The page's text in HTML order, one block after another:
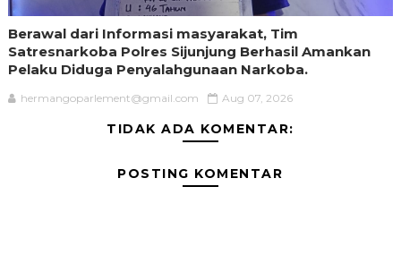
Berawal dari Informasi masyarakat, Tim
Satresnarkoba Polres Sijunjung Berhasil Amankan
Pelaku Diduga Penyalahgunaan Narkoba.
hermangoparlement@gmail.com Aug 07, 2026
TIDAK ADA KOMENTAR:
POSTING KOMENTAR